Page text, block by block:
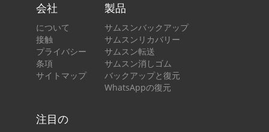
会社
について
接触
プライバシー
条項
サイトマップ
製品
サムスンバックアップ
サムスンリカバリー
サムスン転送
サムスン消しゴム
バックアップと復元
WhatsAppの復元
注目の